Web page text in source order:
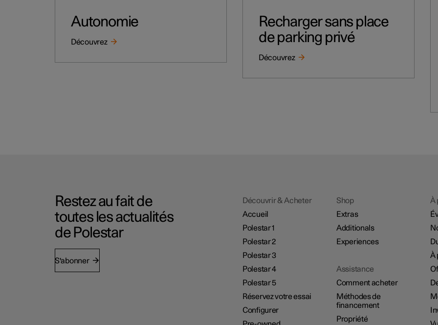
Autonomie
Découvrez
Recharger sans place
de parking privé
Découvrez
Restez au fait de
toutes les actualités
de Polestar
S'abonner
Découvrir & Acheter
Accueil
Polestar 1
Polestar 2
Polestar 3
Polestar 4
Polestar 5
Réservez votre essai
Configurer
Shop
Extras
Additionals
Experiences
Assistance
Comment acheter
Méthodes de
financement
Propriété
À
À